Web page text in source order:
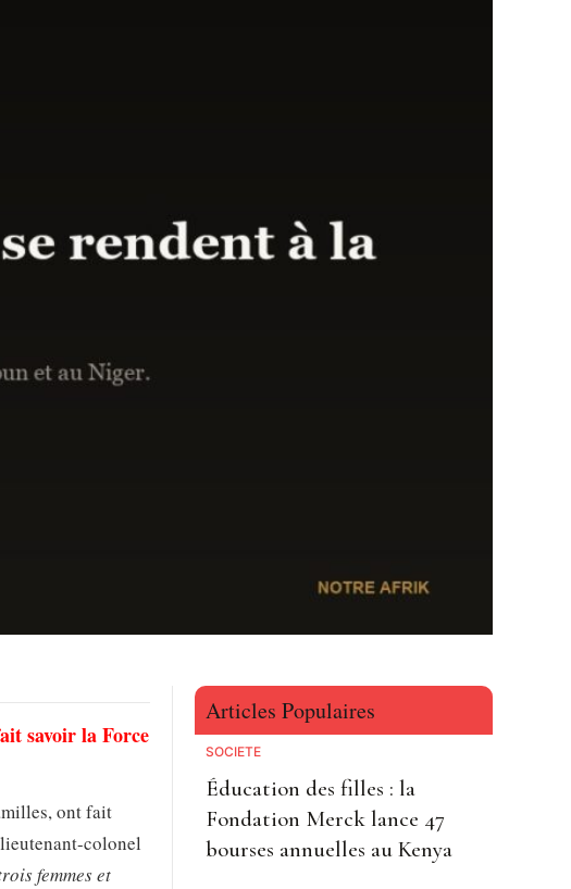
savoir la Force
ont fait
colonel
femmes et
Articles Populaires
SOCIETE
Éducation des filles : la
Fondation Merck lance 47
bourses annuelles au Kenya